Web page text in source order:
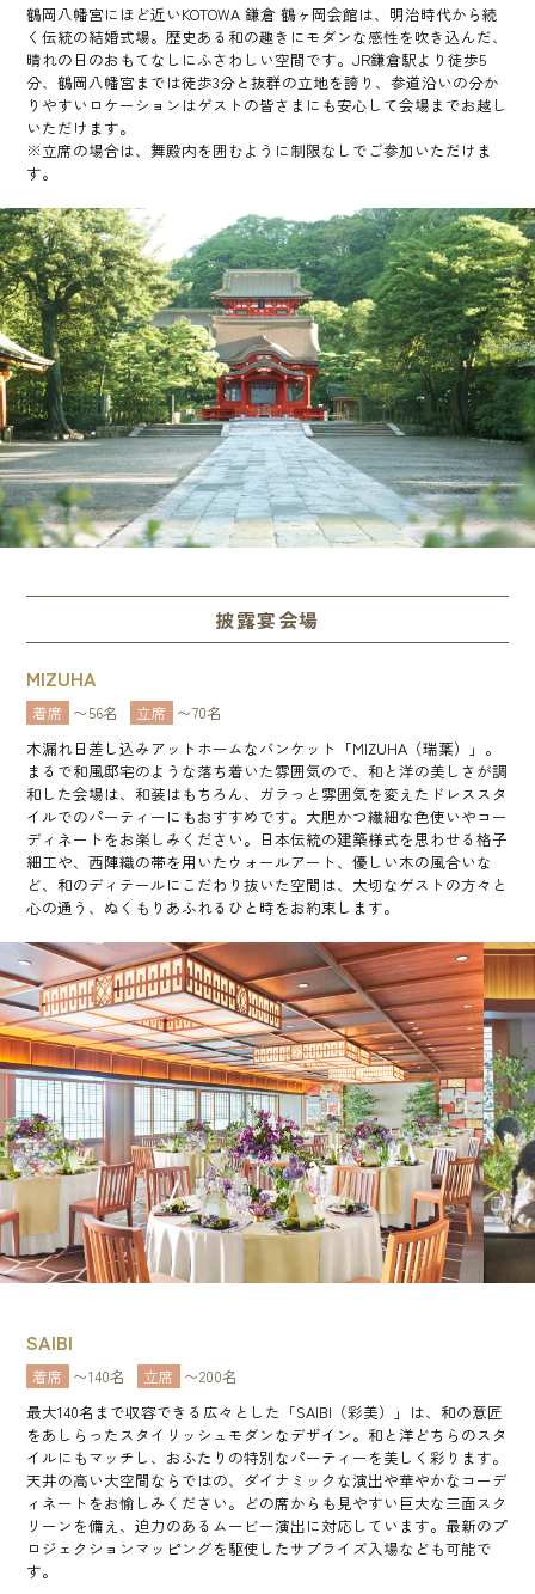
鶴岡八幡宮にほど近いKOTOWA 鎌倉 鶴ヶ岡会館は、明治時代から続
く伝統の結婚式場。歴史ある和の趣きにモダンな感性を吹き込んだ、
晴れの日のおもてなしにふさわしい空間です。JR鎌倉駅より徒歩5
分、鶴岡八幡宮までは徒歩3分と抜群の立地を誇り、参道沿いの分か
りやすいロケーションはゲストの皆さまにも安心して会場までお越し
いただけます。
※立席の場合は、舞殿内を囲むように制限なしでご参加いただけま
す。
披露宴会場
MIZUHA
着席 〜56名 立席 〜70名
木漏れ日差し込みアットホームなバンケット「MIZUHA（瑞葉）」。
まるで和風邸宅のような落ち着いた雰囲気ので、和と洋の美しさが調
和した会場は、和装はもちろん、ガラっと雰囲気を変えたドレススタ
イルでのパーティーにもおすすめです。大胆かつ繊細な色使いやコー
ディネートをお楽しみください。日本伝統の建築様式を思わせる格子
細工や、西陣織の帯を用いたウォールアート、優しい木の風合いな
ど、和のディテールにこだわり抜いた空間は、大切なゲストの方々と
心の通う、ぬくもりあふれるひと時をお約束します。
SAIBI
着席 〜140名 立席 〜200名
最大140名まで収容できる広々とした「SAIBI（彩美）」は、和の意匠
をあしらったスタイリッシュモダンなデザイン。和と洋どちらのスタ
イルにもマッチし、おふたりの特別なパーティーを美しく彩ります。
天井の高い大空間ならではの、ダイナミックな演出や華やかなコーデ
ィネートをお愉しみください。どの席からも見やすい巨大な三面スク
リーンを備え、迫力のあるムービー演出に対応しています。最新のプ
ロジェクションマッピングを駆使したサプライズ入場なども可能で
す。